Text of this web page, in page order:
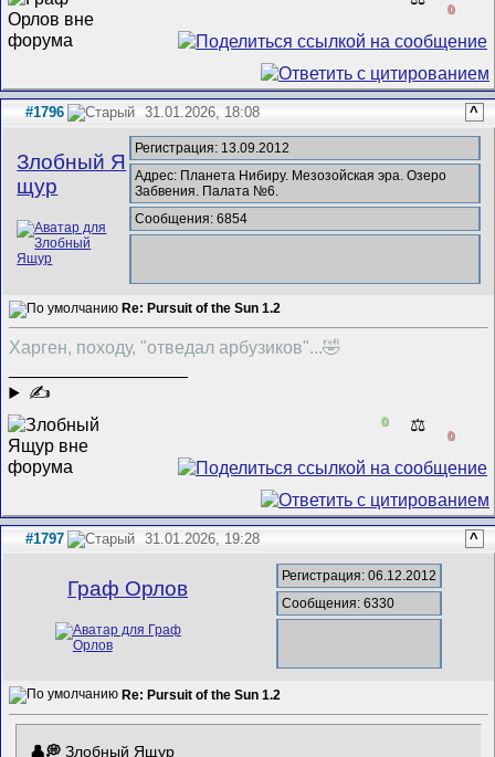
0
#1796 31.01.2026, 18:08 ^
Злобный Я
щур
Регистрация: 13.09.2012
Адрес: Планета Нибиру. Мезозойская эра. Озеро
Забвения. Палата №6.
Сообщения: 6854
Re: Pursuit of the Sun 1.2
Харген, походу, "отведал арбузиков"...🤣
✍
0 ⚖️
0
#1797 31.01.2026, 19:28 ^
Граф Орлов
Регистрация: 06.12.2012
Сообщения: 6330
Re: Pursuit of the Sun 1.2
Злобный Ящур